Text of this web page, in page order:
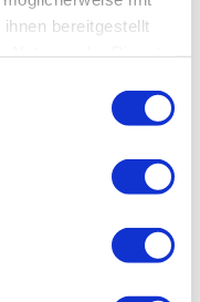
bereitgestellt